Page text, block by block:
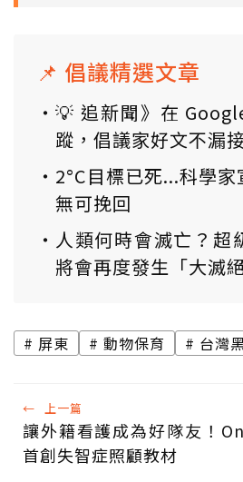
📌 倡議精選文章
💡 追新聞》在
蹤，倡議家好文不漏
2°C目標已死...科學
無可挽回
人類何時會滅亡？超
將會再度發生「大滅絕
屏東 動物保育 台灣
← 上一篇
讓外籍看護成為好隊友！
首創失智症照顧教材